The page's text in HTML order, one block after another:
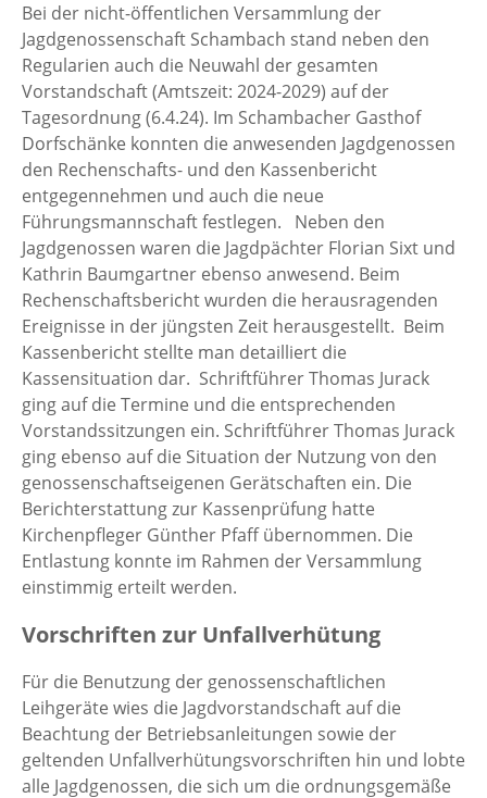
Bei der nicht-öffentlichen Versammlung der
Jagdgenossenschaft Schambach stand neben den
Regularien auch die Neuwahl der gesamten
Vorstandschaft (Amtszeit: 2024-2029) auf der
Tagesordnung (6.4.24). Im Schambacher Gasthof
Dorfschänke konnten die anwesenden Jagdgenossen
den Rechenschafts- und den Kassenbericht
entgegennehmen und auch die neue
Führungsmannschaft festlegen. Neben den
Jagdgenossen waren die Jagdpächter Florian Sixt und
Kathrin Baumgartner ebenso anwesend. Beim
Rechenschaftsbericht wurden die herausragenden
Ereignisse in der jüngsten Zeit herausgestellt. Beim
Kassenbericht stellte man detailliert die
Kassensituation dar. Schriftführer Thomas Jurack
ging auf die Termine und die entsprechenden
Vorstandssitzungen ein. Schriftführer Thomas Jurack
ging ebenso auf die Situation der Nutzung von den
genossenschaftseigenen Gerätschaften ein. Die
Berichterstattung zur Kassenprüfung hatte
Kirchenpfleger Günther Pfaff übernommen. Die
Entlastung konnte im Rahmen der Versammlung
einstimmig erteilt werden.
Vorschriften zur Unfallverhütung
Für die Benutzung der genossenschaftlichen
Leihgeräte wies die Jagdvorstandschaft auf die
Beachtung der Betriebsanleitungen sowie der
geltenden Unfallverhütungsvorschriften hin und lobte
alle Jagdgenossen, die sich um die ordnungsgemäße